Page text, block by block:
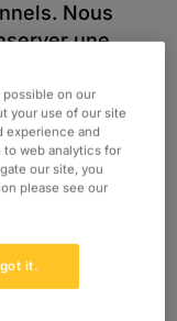
Nous
une
des
et
on our
your use of our site
experience and
to web analytics for
our site, you
please see our
it.